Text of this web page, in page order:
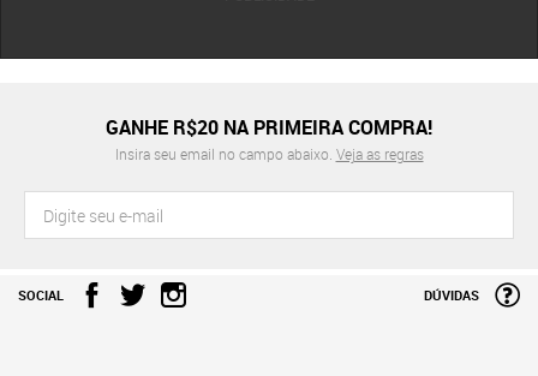
GANHE R$20 NA PRIMEIRA COMPRA!
Insira seu email no campo abaixo. Veja as regras
SOCIAL DÚVIDAS